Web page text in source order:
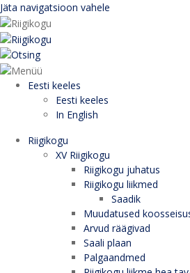
Jäta navigatsioon vahele
Eesti keeles
Eesti keeles
In English
Riigikogu
XV Riigikogu
Riigikogu juhatus
Riigikogu liikmed
Saadik
Muudatused
Arvud räägivad
Saali plaan
Palgaandmed